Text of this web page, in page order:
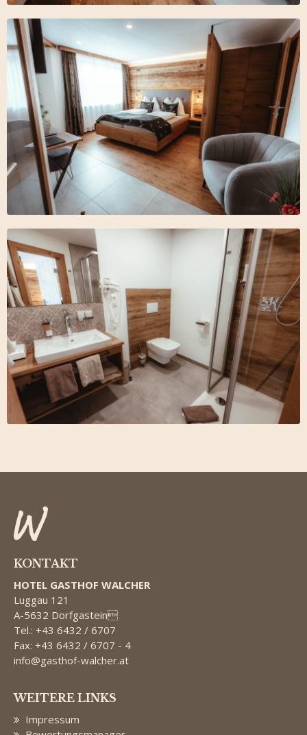
KONTAKT
HOTEL GASTHOF WALCHER
Luggau 121
A-5632 Dorfgastein
Tel.: +43 6432 / 6707
Fax: +43 6432 / 6707 - 4
info@gasthof-walcher.at
WEITERE LINKS
Impressum